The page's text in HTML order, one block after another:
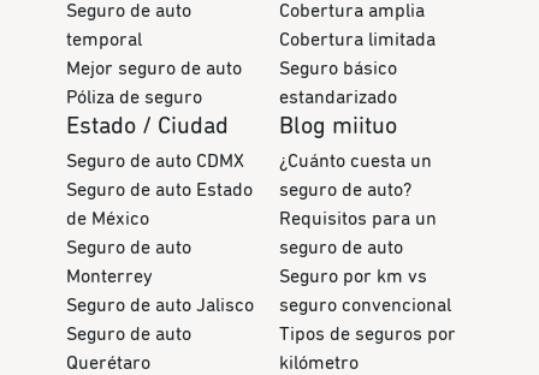
Seguro de auto
temporal
Mejor seguro de auto
Póliza de seguro
Cobertura amplia
Cobertura limitada
Seguro básico
estandarizado
Estado / Ciudad
Seguro de auto CDMX
Seguro de auto Estado
de México
Seguro de auto
Monterrey
Seguro de auto Jalisco
Seguro de auto
Querétaro
Blog miituo
¿Cuánto cuesta un
seguro de auto?
Requisitos para un
seguro de auto
Seguro por km vs
seguro convencional
Tipos de seguros por
kilómetro